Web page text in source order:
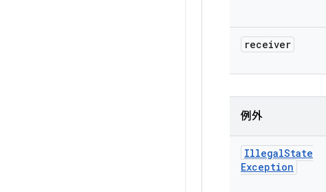
receiver
例外
IllegalState
Exception